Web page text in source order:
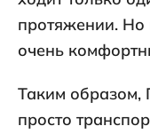
протяжении. Но
очень
Таким образом,
просто